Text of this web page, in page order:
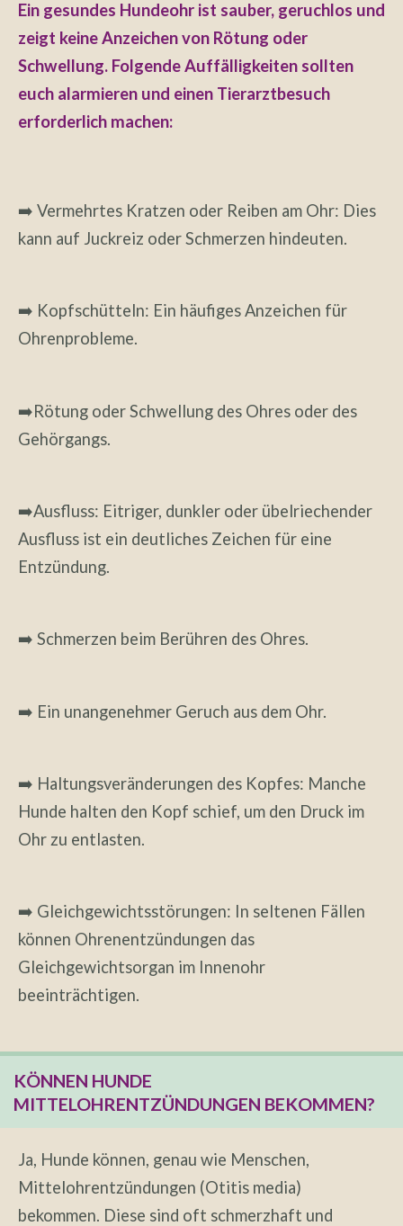
Ein gesundes Hundeohr ist sauber, geruchlos und
zeigt keine Anzeichen von Rötung oder
Schwellung. Folgende Auffälligkeiten sollten
euch alarmieren und einen Tierarztbesuch
erforderlich machen:
➡️ Vermehrtes Kratzen oder Reiben am Ohr: Dies
kann auf Juckreiz oder Schmerzen hindeuten.
➡️ Kopfschütteln: Ein häufiges Anzeichen für
Ohrenprobleme.
➡️Rötung oder Schwellung des Ohres oder des
Gehörgangs.
➡️Ausfluss: Eitriger, dunkler oder übelriechender
Ausfluss ist ein deutliches Zeichen für eine
Entzündung.
➡️ Schmerzen beim Berühren des Ohres.
➡️ Ein unangenehmer Geruch aus dem Ohr.
➡️ Haltungsveränderungen des Kopfes: Manche
Hunde halten den Kopf schief, um den Druck im
Ohr zu entlasten.
➡️ Gleichgewichtsstörungen: In seltenen Fällen
können Ohrenentzündungen das
Gleichgewichtsorgan im Innenohr
beeinträchtigen.
KÖNNEN HUNDE
MITTELOHRENTZÜNDUNGEN BEKOMMEN?
Ja, Hunde können, genau wie Menschen,
Mittelohrentzündungen (Otitis media)
bekommen. Diese sind oft schmerzhaft und